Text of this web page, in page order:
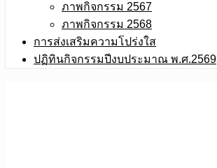
ภาพกิจกรรม 2567
ภาพกิจกรรม 2568
การส่งเสริมความโปร่งใส
ปฏิทินกิจกรรมปีงบประมาณ พ.ศ.2569